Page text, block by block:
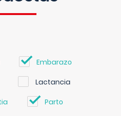
Embarazo
Lactancia
Parto